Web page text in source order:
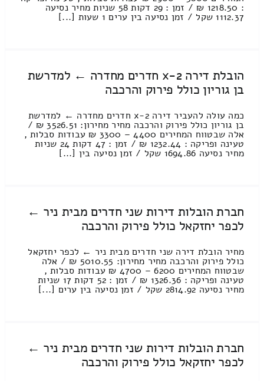
: 1218.50 ₪ / זמן : 29 דקות 58 שניות מחיר נסיעה
1112.37 שקל / זמן נסיעה בין ערים 1 שעות [...]
הובלת דירה 2-x חדרים מחדרה ← למדרשת
בן גוריון כולל פירוק והרכבה
כמה עולה להעביר דירה 2-x חדרים מחדרה ← למדרשת
בן גוריון כולל פירוק והרכבה מחיר מחירון: 3526.51 ₪ /
אלה שבטווח המחירים 4400 – 3300 ₪ עבודות סבלות ,
טעינה ופריקה : 1232.44 ₪ / זמן : 47 דקות 24 שניות
מחיר נסיעה 1694.86 שקל / זמן נסיעה בין [...]
חברת הובלות דירות שני חדרים מבית ניר ←
לכפר יחזקאל כולל פירוק והרכבה
מחיר הובלת דירה שני חדרים מבית ניר ← לכפר יחזקאל
כולל פירוק והרכבה מחיר מחירון: 5010.55 ₪ / אלה
שבטווח המחירים 6200 – 4700 ₪ עבודות סבלות ,
טעינה ופריקה : 1326.36 ₪ / זמן : 52 דקות 17 שניות
מחיר נסיעה 2814.92 שקל / זמן נסיעה בין ערים [...]
חברת הובלות דירות שני חדרים מבית ניר ←
לכפר יחזקאל כולל פירוק והרכבה